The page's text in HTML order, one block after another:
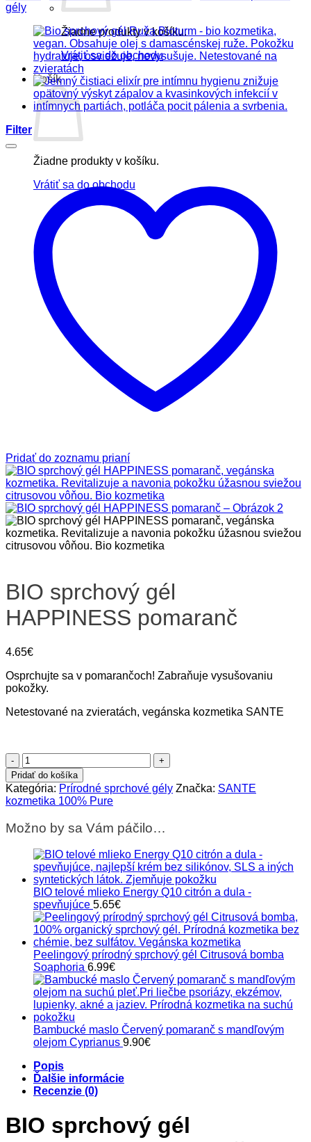
Žiadne produkty v košíku.
Vrátiť sa do obchodu
Košík
Žiadne produkty v košíku.
Vrátiť sa do obchodu
gély
Filter
Pridať do zoznamu prianí
BIO sprchový gél
HAPPINESS pomaranč
4.65€
Osprchujte sa v pomarančoch! Zabraňuje vysušovaniu
pokožky.
Netestované na zvieratách, vegánska kozmetika SANTE
množstvo
BIO
sprchový
gél
HAPPINESS
pomaranč
Pridať do košíka
Kategória: Prírodné sprchové gély Značka: SANTE
kozmetika 100% Pure
Možno by sa Vám páčilo…
BIO telové mlieko Energy Q10 citrón a dula -
spevňujúce 5.65€
Peelingový prírodný sprchový gél Citrusová bomba
Soaphoria 6.99€
Bambucké maslo Červený pomaranč s mandľovým
olejom Cyprianus 9.90€
Popis
Ďalšie informácie
Recenzie (0)
BIO sprchový gél